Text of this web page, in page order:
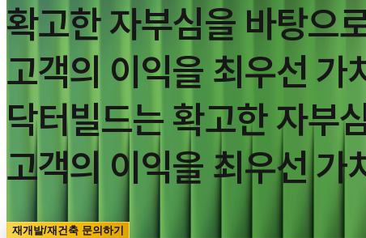
확고한 자부심을 바탕으
고객의 이익을 최우선 가
닥터빌드는 확고한 자부
고객의 이익을 최우선 가
재개발/재건축 문의하기